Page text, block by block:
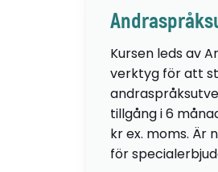
Kursen leds av
verktyg för att
tillgång i 6
kr ex. moms. Är
för